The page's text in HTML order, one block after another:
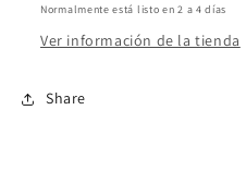
Normalmente está listo en 2 a 4 días
Ver información de la tienda
Share